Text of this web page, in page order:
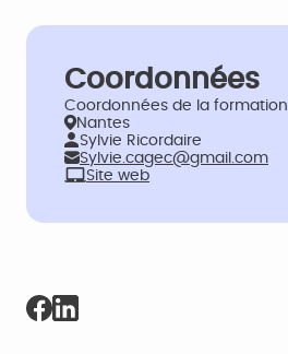
Coordonnées
Coordonnées de la formation
Nantes
Sylvie Ricordaire
Sylvie.cagec@gmail.com
Site web